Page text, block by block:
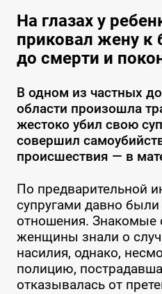
На глазах у
приковал жену к
до смерти и
В одном из частных
области произошла
жестоко убил свою
совершил
происшествия — в
По предварительной
супругами давно
отношения. Знакомые
женщины знали о
насилия, однако,
полицию,
отказывалась от